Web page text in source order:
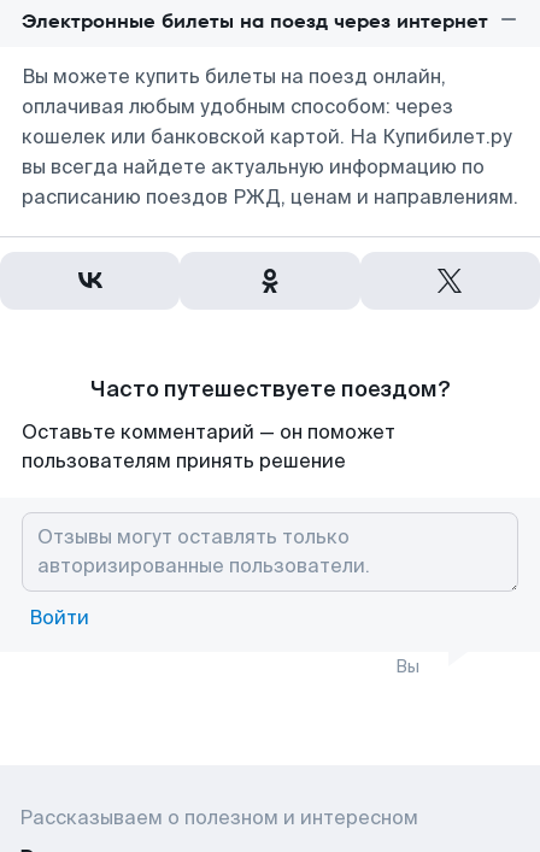
Электронные билеты на поезд через интернет
Вы можете купить билеты на поезд онлайн,
оплачивая любым удобным способом: через
кошелек или банковской картой. На Купибилет.ру
вы всегда найдете актуальную информацию по
расписанию поездов РЖД, ценам и направлениям.
Часто путешествуете поездом?
Оставьте комментарий — он поможет
пользователям принять решение
Войти
Вы
Рассказываем о полезном и интересном